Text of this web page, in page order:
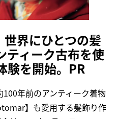
界にひとつの髪
ティーク古布を使
験を開始。PR
100年前のアンティーク着物
】も愛用する髪飾り作